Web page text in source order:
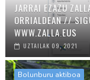
JARRAI EZAZU
ORRIALDEAN //
WWW.ZALLA.EUS
UZTAILAK 09, 2021
Bolunburu aktiboa